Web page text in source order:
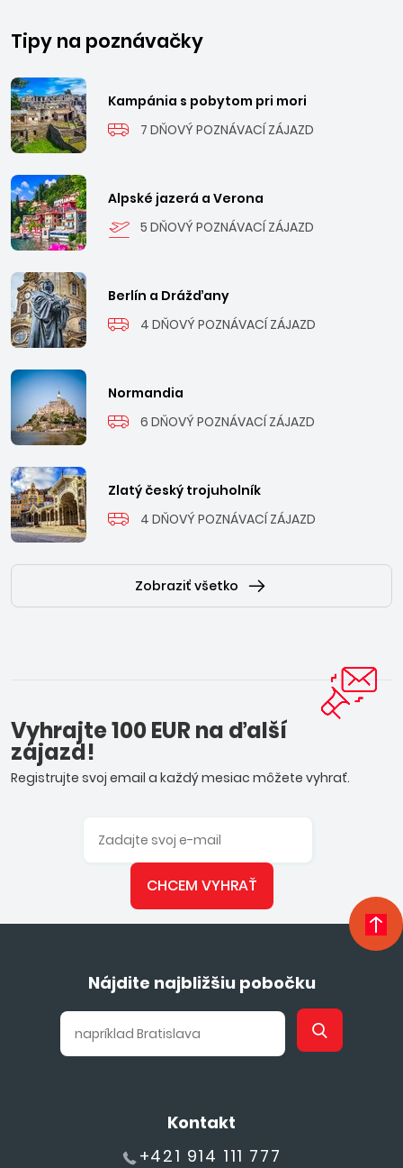
Tipy na poznávačky
Kampánia s pobytom pri mori
7 DŇOVÝ POZNÁVACÍ ZÁJAZD
Alpské jazerá a Verona
5 DŇOVÝ POZNÁVACÍ ZÁJAZD
Berlín a Drážďany
4 DŇOVÝ POZNÁVACÍ ZÁJAZD
Normandia
6 DŇOVÝ POZNÁVACÍ ZÁJAZD
Zlatý český trojuholník
4 DŇOVÝ POZNÁVACÍ ZÁJAZD
Zobraziť všetko
Vyhrajte 100 EUR na ďalší
zájazd!
Registrujte svoj email a každý mesiac môžete vyhrať.
CHCEM VYHRAŤ
Nájdite najbližšiu pobočku
Kontakt
+421 914 111 777